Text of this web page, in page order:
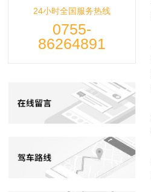
24小时全国服务热线
0755-
86264891